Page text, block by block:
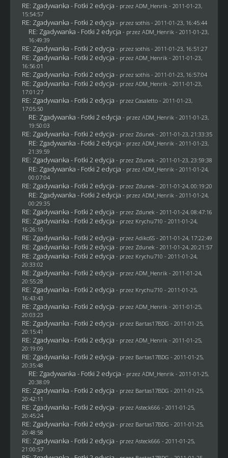
RE: Zgadywanka - Fotki 2 edycja - przez ADM_Henrik - 2011-01-23,
15:54:57
RE: Zgadywanka - Fotki 2 edycja - przez sothis- 2011-01-23, 16:45:44
RE: Zgadywanka - Fotki 2 edycja - przez ADM_Henrik - 2011-01-23,
16:49:39
RE: Zgadywanka - Fotki 2 edycja - przez sothis- 2011-01-23, 16:51:27
RE: Zgadywanka - Fotki 2 edycja - przez ADM_Henrik - 2011-01-23,
16:56:01
RE: Zgadywanka - Fotki 2 edycja - przez sothis- 2011-01-23, 16:57:04
RE: Zgadywanka - Fotki 2 edycja - przez ADM_Henrik - 2011-01-23,
17:01:27
RE: Zgadywanka - Fotki 2 edycja - przez Casaletto- 2011-01-23,
17:05:50
RE: Zgadywanka - Fotki 2 edycja - przez ADM_Henrik - 2011-01-23,
19:50:03
RE: Zgadywanka - Fotki 2 edycja - przez Zdunek - 2011-01-23, 21:33:35
RE: Zgadywanka - Fotki 2 edycja - przez ADM_Henrik - 2011-01-23,
21:39:59
RE: Zgadywanka - Fotki 2 edycja - przez Zdunek - 2011-01-23, 23:59:38
RE: Zgadywanka - Fotki 2 edycja - przez ADM_Henrik - 2011-01-24,
00:07:04
RE: Zgadywanka - Fotki 2 edycja - przez Zdunek - 2011-01-24, 00:19:20
RE: Zgadywanka - Fotki 2 edycja - przez ADM_Henrik - 2011-01-24,
00:29:35
RE: Zgadywanka - Fotki 2 edycja - przez Zdunek - 2011-01-24, 08:47:16
RE: Zgadywanka - Fotki 2 edycja - przez Krychu710 - 2011-01-24,
16:26:10
RE: Zgadywanka - Fotki 2 edycja - przez AdikoSS - 2011-01-24, 17:22:49
RE: Zgadywanka - Fotki 2 edycja - przez Zdunek - 2011-01-24, 20:21:57
RE: Zgadywanka - Fotki 2 edycja - przez Krychu710 - 2011-01-24,
20:33:02
RE: Zgadywanka - Fotki 2 edycja - przez ADM_Henrik - 2011-01-24,
20:55:28
RE: Zgadywanka - Fotki 2 edycja - przez Krychu710 - 2011-01-25,
16:43:43
RE: Zgadywanka - Fotki 2 edycja - przez ADM_Henrik - 2011-01-25,
20:03:23
RE: Zgadywanka - Fotki 2 edycja - przez Bartas17BDG - 2011-01-25,
20:15:41
RE: Zgadywanka - Fotki 2 edycja - przez ADM_Henrik - 2011-01-25,
20:19:09
RE: Zgadywanka - Fotki 2 edycja - przez Bartas17BDG - 2011-01-25,
20:35:48
RE: Zgadywanka - Fotki 2 edycja - przez ADM_Henrik - 2011-01-25,
20:38:09
RE: Zgadywanka - Fotki 2 edycja - przez Bartas17BDG - 2011-01-25,
20:42:11
RE: Zgadywanka - Fotki 2 edycja - przez Asteck666 - 2011-01-25,
20:45:24
RE: Zgadywanka - Fotki 2 edycja - przez Bartas17BDG - 2011-01-25,
20:48:58
RE: Zgadywanka - Fotki 2 edycja - przez Asteck666 - 2011-01-25,
21:00:57